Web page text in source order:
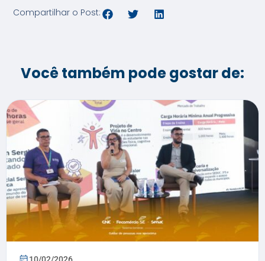
Compartilhar o Post:
Você também pode gostar de:
10/02/2026